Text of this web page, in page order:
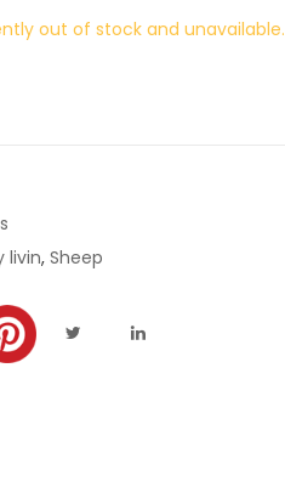
out of stock and unavailable.
livin, Sheep